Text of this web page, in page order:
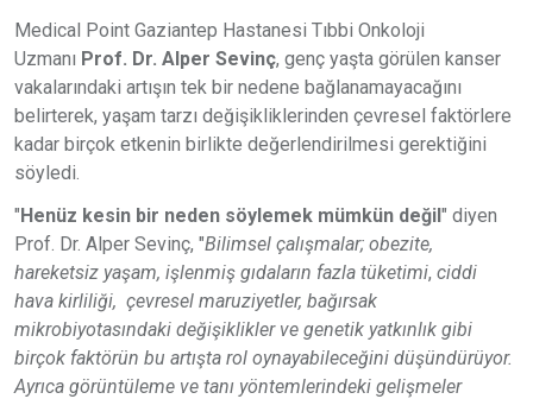
Medical Point Gaziantep Hastanesi Tıbbi Onkoloji
Uzmanı Prof. Dr. Alper Sevinç, genç yaşta görülen kanser
vakalarındaki artışın tek bir nedene bağlanamayacağını
belirterek, yaşam tarzı değişikliklerinden çevresel faktörlere
kadar birçok etkenin birlikte değerlendirilmesi gerektiğini
söyledi.
"Henüz kesin bir neden söylemek mümkün değil" diyen
Prof. Dr. Alper Sevinç, "Bilimsel çalışmalar; obezite,
hareketsiz yaşam, işlenmiş gıdaların fazla tüketimi, ciddi
hava kirliliği, çevresel maruziyetler, bağırsak
mikrobiyotasındaki değişiklikler ve genetik yatkınlık gibi
birçok faktörün bu artışta rol oynayabileceğini düşündürüyor.
Ayrıca görüntüleme ve tanı yöntemlerindeki gelişmeler